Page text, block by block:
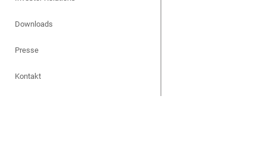
Downloads
Presse
Kontakt